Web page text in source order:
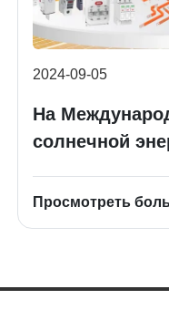
2024-09-05
На
солнечной
Просмотреть